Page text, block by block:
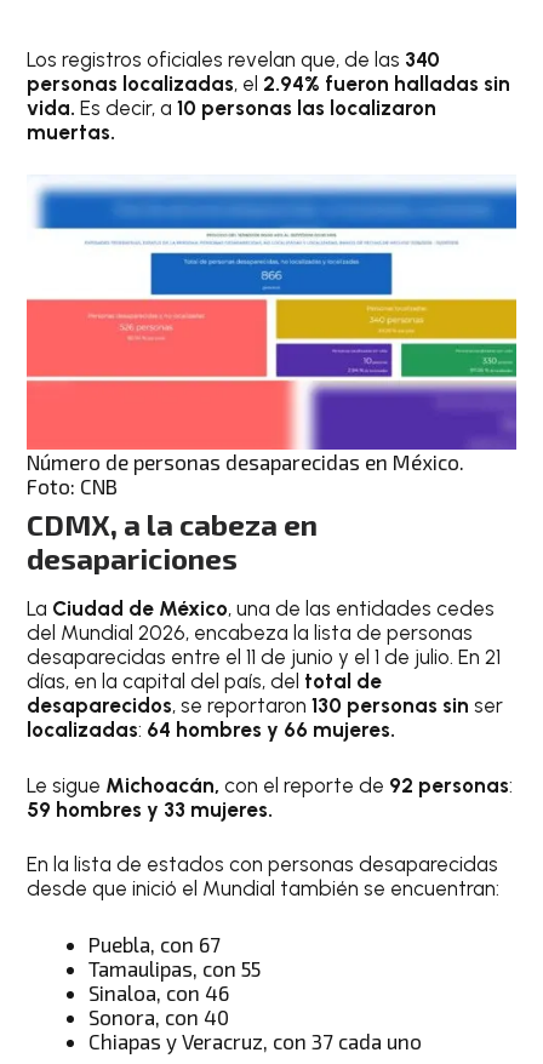
Los registros oficiales revelan que, de las 340
personas localizadas, el 2.94% fueron halladas sin
vida. Es decir, a10 personas las localizaron
muertas.
Número de personas desaparecidas en México.
Foto: CNB
CDMX, a la cabeza en
desapariciones
La Ciudad de México, una de las entidades cedes
del Mundial 2026, encabeza la lista de personas
desaparecidas entre el 11 de junio y el 1 de julio. En 21
días, en la capital del país, del total de
desaparecidos, se reportaron130 personas sinser
localizadas: 64 hombres y 66 mujeres.
Le sigue Michoacán,con el reporte de 92 personas:
59 hombres y 33 mujeres.
En la lista de estados con personas desaparecidas
desde que inició el Mundial también se encuentran:
Puebla, con 67
Tamaulipas, con 55
Sinaloa, con 46
Sonora, con 40
Chiapas y Veracruz, con 37 cada uno